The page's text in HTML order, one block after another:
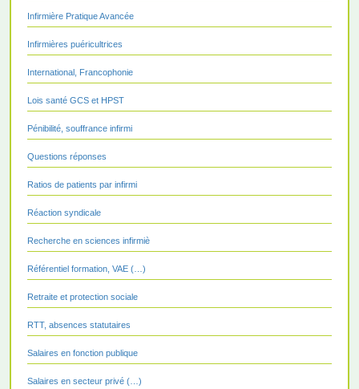
Infirmière Pratique Avancée
Infirmières puéricultrices
International, Francophonie
Lois santé GCS et HPST
Pénibilité, souffrance infirmi
Questions réponses
Ratios de patients par infirmi
Réaction syndicale
Recherche en sciences infirmiè
Référentiel formation, VAE (…)
Retraite et protection sociale
RTT, absences statutaires
Salaires en fonction publique
Salaires en secteur privé (…)